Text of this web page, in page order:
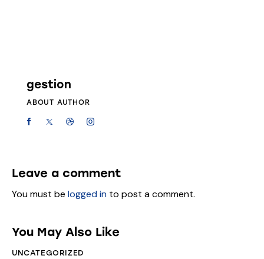
gestion
ABOUT AUTHOR
Leave a comment
You must be logged in to post a comment.
You May Also Like
UNCATEGORIZED